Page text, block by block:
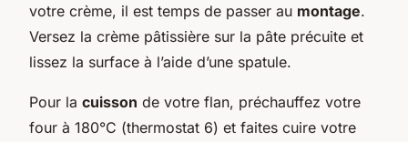
votre crème, il est temps de passer au montage.
Versez la crème pâtissière sur la pâte précuite et
lissez la surface à l’aide d’une spatule.
Pour la cuisson de votre flan, préchauffez votre
four à 180°C (thermostat 6) et faites cuire votre